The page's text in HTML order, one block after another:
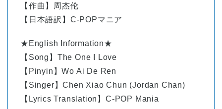
【作曲】周杰伦
【日本語訳】C-POPマニア
★English Information★
【Song】The One I Love
【Pinyin】Wo Ai De Ren
【Singer】Chen Xiao Chun (Jordan Chan)
【Lyrics Translation】C-POP Mania